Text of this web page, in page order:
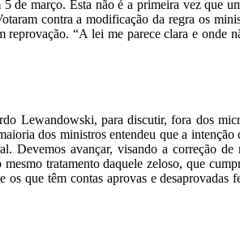
de março. Esta não é a primeira vez que
contra a modificação da regra os
“A lei me parece clara e onde
Lewandowski, para discutir, fora dos
dos ministros entendeu que a
Devemos avançar, visando a correção
tratamento daquele zeloso, que
que têm contas aprovas e desaprovadas